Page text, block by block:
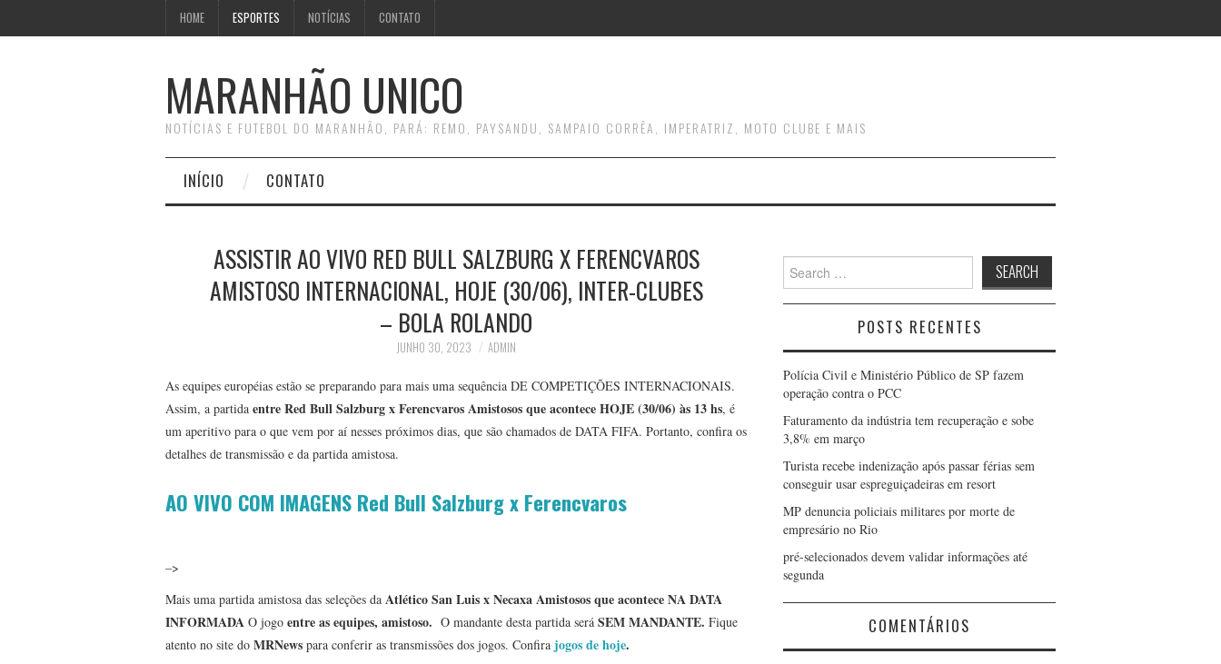
HOME ESPORTES NOTÍCIAS CONTATO
MARANHÃO UNICO
NOTÍCIAS E FUTEBOL DO MARANHÃO, PARÁ: REMO, PAYSANDU, SAMPAIO CORRÊA, IMPERATRIZ, MOTO CLUBE E MAIS
INÍCIO CONTATO
ASSISTIR AO VIVO RED BULL SALZBURG X FERENCVAROS
AMISTOSO INTERNACIONAL, HOJE (30/06), INTER-CLUBES
– BOLA ROLANDO
JUNHO 30, 2023 ADMIN
As equipes européias estão se preparando para mais uma sequência DE COMPETIÇÕES INTERNACIONAIS.
Assim, a partida entre Red Bull Salzburg x Ferencvaros Amistosos que acontece HOJE (30/06) às 13 hs, é
um aperitivo para o que vem por aí nesses próximos dias, que são chamados de DATA FIFA. Portanto, confira os
detalhes de transmissão e da partida amistosa.
AO VIVO COM IMAGENS Red Bull Salzburg x Ferencvaros
–>
Mais uma partida amistosa das seleções da Atlético San Luis x Necaxa Amistosos que acontece NA DATA
INFORMADA O jogo entre as equipes, amistoso. O mandante desta partida será SEM MANDANTE. Fique
atento no site do MRNews para conferir as transmissões dos jogos. Confira jogos de hoje.
Search
for:
POSTS RECENTES
Polícia Civil e Ministério Público de SP fazem
operação contra o PCC
Faturamento da indústria tem recuperação e sobe
3,8% em março
Turista recebe indenização após passar férias sem
conseguir usar espreguiçadeiras em resort
MP denuncia policiais militares por morte de
empresário no Rio
pré-selecionados devem validar informações até
segunda
COMENTÁRIOS